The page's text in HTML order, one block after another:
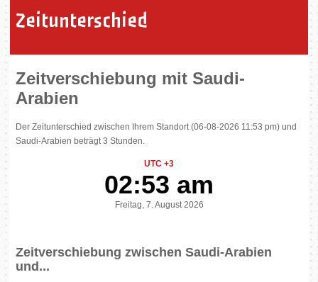
Zeitunterschied
Zeitverschiebung mit Saudi-
Arabien
Der Zeitunterschied zwischen Ihrem Standort (06-08-2026 11:53 pm) und
Saudi-Arabien beträgt 3 Stunden.
UTC +3
02:53 am
Freitag, 7. August 2026
Zeitverschiebung zwischen Saudi-Arabien
und...